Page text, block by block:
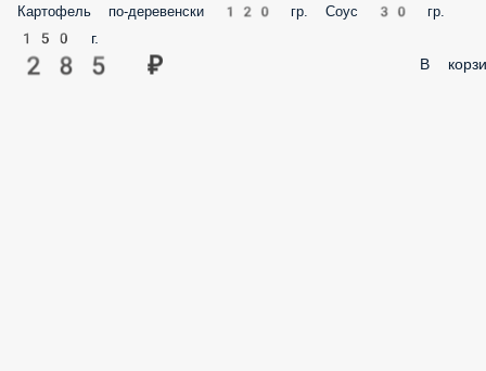
Картофель по-деревенски 120 гр. Соус 30 гр.
150 г.
285 ₽ В